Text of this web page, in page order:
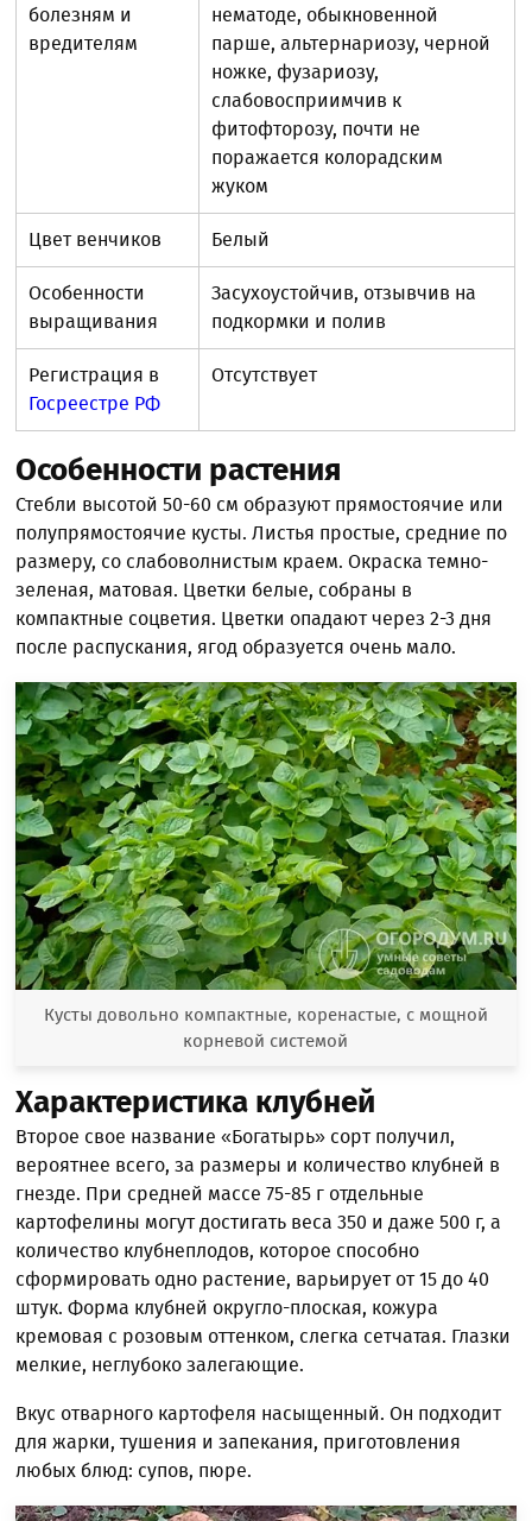
болезням и
вредителям
нематоде, обыкновенной
парше, альтернариозу, черной
ножке, фузариозу,
слабовосприимчив к
фитофторозу, почти не
поражается колорадским
жуком
Цвет венчиков Белый
Особенности
выращивания
Засухоустойчив, отзывчив на
подкормки и полив
Регистрация в
Госреестре РФ
Отсутствует
Особенности растения
Стебли высотой 50-60 см образуют прямостоячие или
полупрямостоячие кусты. Листья простые, средние по
размеру, со слабоволнистым краем. Окраска темно-
зеленая, матовая. Цветки белые, собраны в
компактные соцветия. Цветки опадают через 2-3 дня
после распускания, ягод образуется очень мало.
Кусты довольно компактные, коренастые, с мощной
корневой системой
Характеристика клубней
Второе свое название «Богатырь» сорт получил,
вероятнее всего, за размеры и количество клубней в
гнезде. При средней массе 75-85 г отдельные
картофелины могут достигать веса 350 и даже 500 г, а
количество клубнеплодов, которое способно
сформировать одно растение, варьирует от 15 до 40
штук. Форма клубней округло-плоская, кожура
кремовая с розовым оттенком, слегка сетчатая. Глазки
мелкие, неглубоко залегающие.
Вкус отварного картофеля насыщенный. Он подходит
для жарки, тушения и запекания, приготовления
любых блюд: супов, пюре.